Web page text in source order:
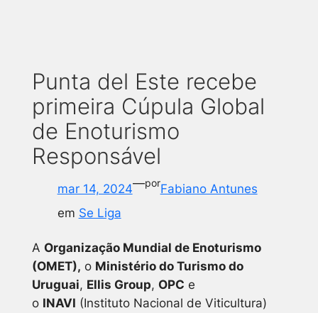
Punta del Este recebe
primeira Cúpula Global
de Enoturismo
Responsável
mar 14, 2024—porFabiano Antunes
em Se Liga
A Organização Mundial de Enoturismo
(OMET), o Ministério do Turismo do
Uruguai, Ellis Group, OPC e
o INAVI (Instituto Nacional de Viticultura)